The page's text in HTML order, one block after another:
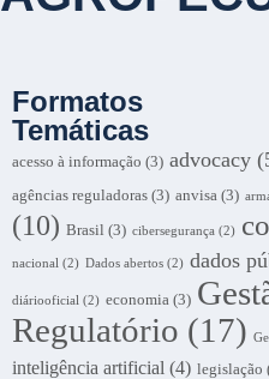
Formatos
Temáticas
acesso à informação (3) advocacy
agências reguladoras (3) anvisa (3)
(10) Brasil (3) cibersegurança (2)
nacional (2) Dados abertos (2) dados
diáriooficial (2) economia (3)
Regulatório (17)
inteligência artificial (4) legislação